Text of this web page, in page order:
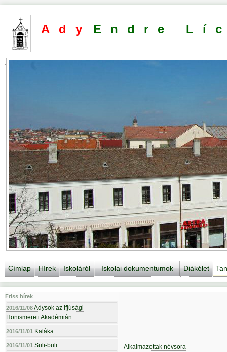
Ady Endre
Címlap Hírek Iskoláról Iskolai dokumentumok Diákélet
Friss hírek
2016/11/08Adysok az Ifjúsági
Honismereti Akadémián
2016/11/01 Kaláka
2016/11/01 Suli-buli
Alkalmazottak névsora